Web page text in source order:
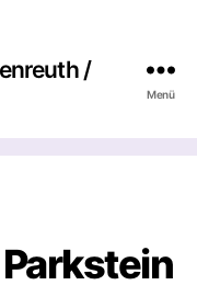
/
Menü